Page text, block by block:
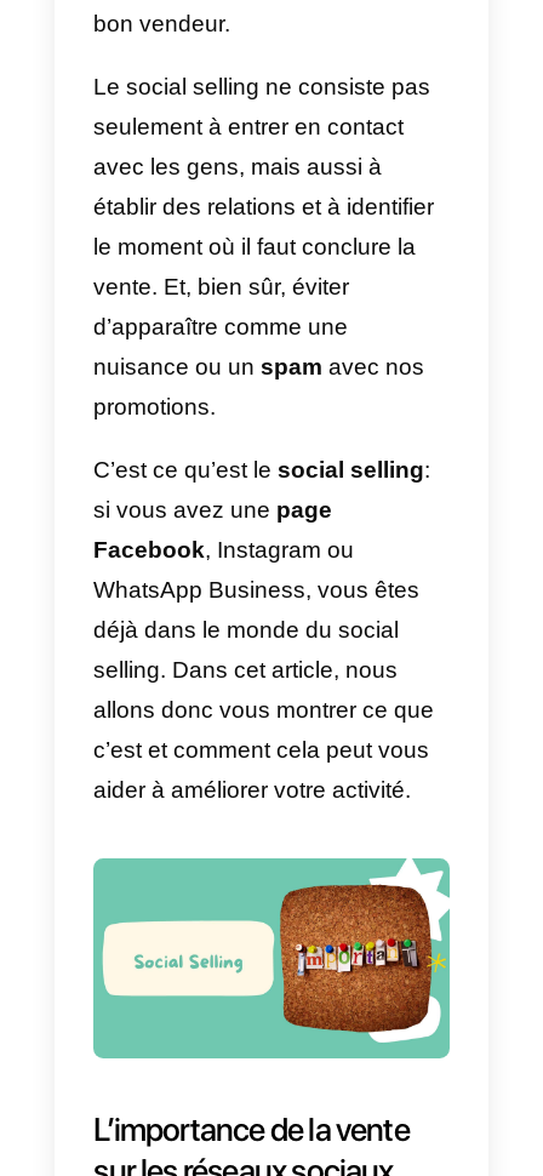
clients potentiels. L’objectif
principal est de réaliser une
d’une manière moderne qui
et développe des relations
En effet, actuellement,
Telegram
et d’autres réseaux sociaux
contact lorsqu’un client potentiel
est prêt et intéressé par l’achat
d’un de nos produits.
En un mot, ce sont des outils
numériques qui nous permettent
de développer et d’exécuter des
relations stables. Les bonnes
relations avec les clients sont la
base du processus de vente d’un
bon vendeur.
seulement à entrer en contact